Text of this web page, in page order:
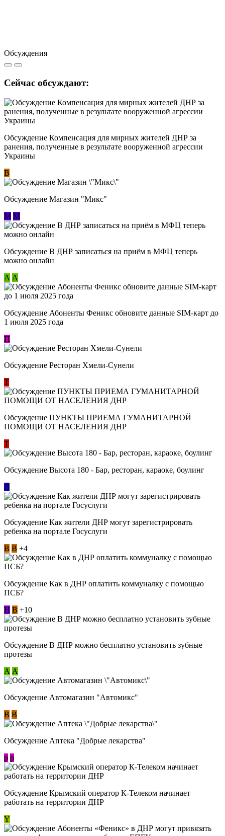
Обсуждения
Сейчас обсуждают:
Обсуждение Компенсация для мирных жителей ДНР за
ранения, полученные в результате вооруженной агрессии
Украины
В
Обсуждение Магазин "Микс"
М М
Обсуждение В ДНР записаться на приём в МФЦ теперь
можно онлайн
А А
Обсуждение Абоненты Феникс обновите данные SIM-карт до
1 июля 2025 года
П
Обсуждение Ресторан Хмели-Сунели
Т
Обсуждение ​ПУНКТЫ ПРИЕМА ГУМАНИТАРНОЙ
ПОМОЩИ ОТ НАСЕЛЕНИЯ ДНР
Т
Обсуждение Высота 180 - Бар, ресторан, караоке, боулинг
Л
Обсуждение Как жители ДНР могут зарегистрировать
ребенка на портале Госуслуги
В В +4
Обсуждение Как в ДНР оплатить коммуналку с помощью
ПСБ?
Н В +10
Обсуждение В ДНР можно бесплатно установить зубные
протезы
А А
Обсуждение Автомагазин "Автомикс"
В В
Обсуждение Аптека "Добрые лекарства"
p p
Обсуждение Крымский оператор К-Телеком начинает
работать на территории ДНР
Y